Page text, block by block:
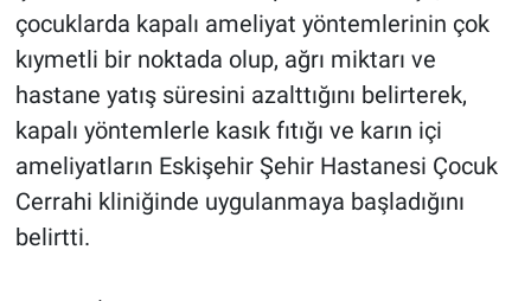
çocuklarda kapalı ameliyat yöntemlerinin çok
kıymetli bir noktada olup, ağrı miktarı ve
hastane yatış süresini azalttığını belirterek,
kapalı yöntemlerle kasık fıtığı ve karın içi
ameliyatların Eskişehir Şehir Hastanesi Çocuk
Cerrahi kliniğinde uygulanmaya başladığını
belirtti.